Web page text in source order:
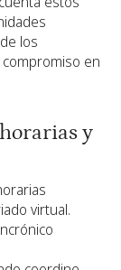
los
en
y
virtual.